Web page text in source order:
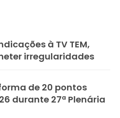
à TV TEM,
irregularidades
de 20 pontos
durante 27ª Plenária